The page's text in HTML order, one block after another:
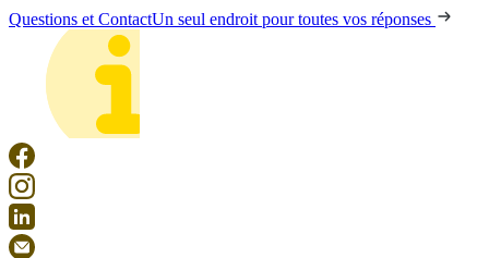
Questions et ContactUn seul endroit pour toutes vos réponses